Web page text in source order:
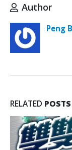
Author
Peng
RELATED POSTS